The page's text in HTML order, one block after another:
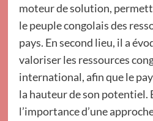
moteur de solution,
le peuple congolais des
pays. En second lieu, il a
valoriser les ressources
international, afin que le
la hauteur de son potentiel.
l’importance d’une